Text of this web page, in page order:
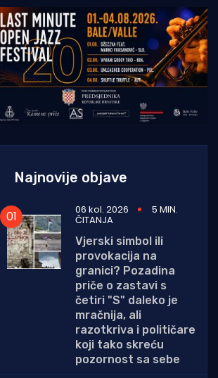
Najnovije objave
06 kol. 2026 5 MIN.
ČITANJA
Vjerski simbol ili
provokacija na
granici? Pozadina
priče o zastavi s
četiri "S" daleko je
mračnija, ali
razotkriva i političare
koji tako skreću
pozornost sa sebe